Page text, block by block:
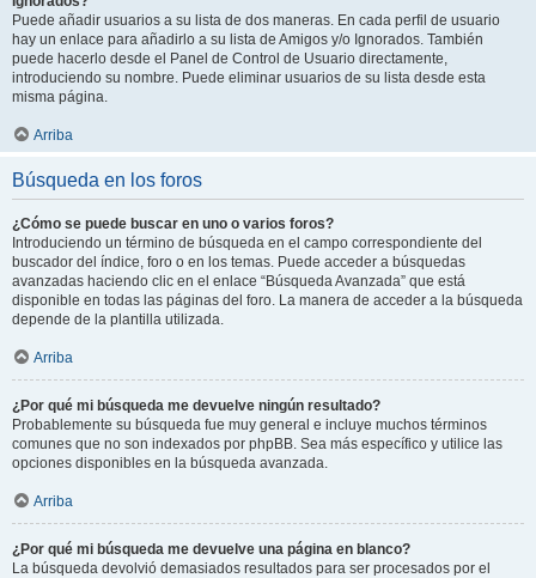
Puede añadir usuarios a su lista de dos maneras. En cada perfil de usuario
hay un enlace para añadirlo a su lista de Amigos y/o Ignorados. También
puede hacerlo desde el Panel de Control de Usuario directamente,
introduciendo su nombre. Puede eliminar usuarios de su lista desde esta
misma página.
Arriba
Búsqueda en los foros
¿Cómo se puede buscar en uno o varios foros?
Introduciendo un término de búsqueda en el campo correspondiente del
buscador del índice, foro o en los temas. Puede acceder a búsquedas
avanzadas haciendo clic en el enlace “Búsqueda Avanzada” que está
disponible en todas las páginas del foro. La manera de acceder a la búsqueda
depende de la plantilla utilizada.
Arriba
¿Por qué mi búsqueda me devuelve ningún resultado?
Probablemente su búsqueda fue muy general e incluye muchos términos
comunes que no son indexados por phpBB. Sea más específico y utilice las
opciones disponibles en la búsqueda avanzada.
Arriba
¿Por qué mi búsqueda me devuelve una página en blanco?
La búsqueda devolvió demasiados resultados para ser procesados por el